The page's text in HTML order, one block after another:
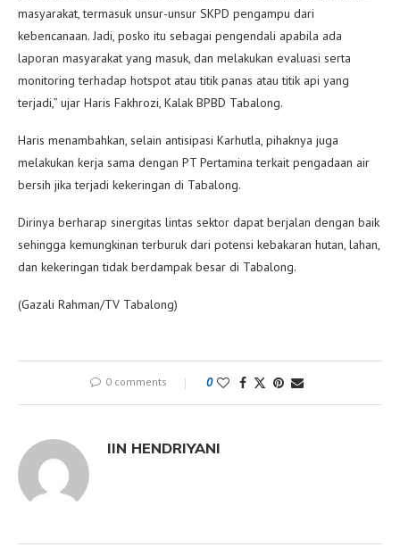
masyarakat, termasuk unsur-unsur SKPD pengampu dari
kebencanaan. Jadi, posko itu sebagai pengendali apabila ada
laporan masyarakat yang masuk, dan melakukan evaluasi serta
monitoring terhadap hotspot atau titik panas atau titik api yang
terjadi,” ujar Haris Fakhrozi, Kalak BPBD Tabalong.
Haris menambahkan, selain antisipasi Karhutla, pihaknya juga
melakukan kerja sama dengan PT Pertamina terkait pengadaan air
bersih jika terjadi kekeringan di Tabalong.
Dirinya berharap sinergitas lintas sektor dapat berjalan dengan baik
sehingga kemungkinan terburuk dari potensi kebakaran hutan, lahan,
dan kekeringan tidak berdampak besar di Tabalong.
(Gazali Rahman/TV Tabalong)
0 comments 0
IIN HENDRIYANI